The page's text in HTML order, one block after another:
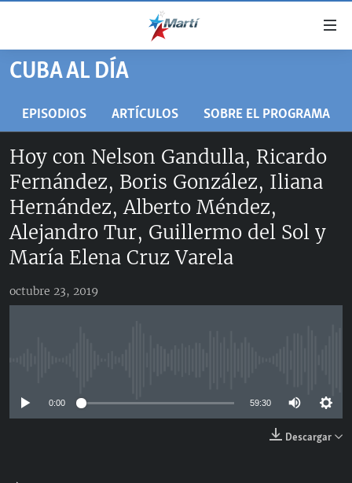
accesibilidad
contenido
navegación
principal
la
TITULARES
CUBA
DERECHOS HUMANOS
#11JCUBA, 5 AÑOS DESPUÉS
INFORME DEL DEPARTAMENTO DE ESTADO DE EEUU
SOBRE CUBA
ESTADOS UNIDOS
AMÉRICA 250
AMÉRICA LATINA
INMIGRACIÓN
MUNDO
DEPORTES
OPINIÓN GRÁFICA
ESPECIALES
ESPECIALES
MULTIMEDIA
CUBA AL DÍA
EPISODIOS ARTÍCULOS SOBRE EL PROGRAMA
Hoy con Nelson Gandulla, Ricardo
Fernández, Boris González, Iliana
Hernández, Alberto Méndez,
Alejandro Tur, Guillermo del Sol y
María Elena Cruz Varela
octubre 23, 2019
0:00 59:30
Descargar